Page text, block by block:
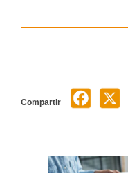
Compartir